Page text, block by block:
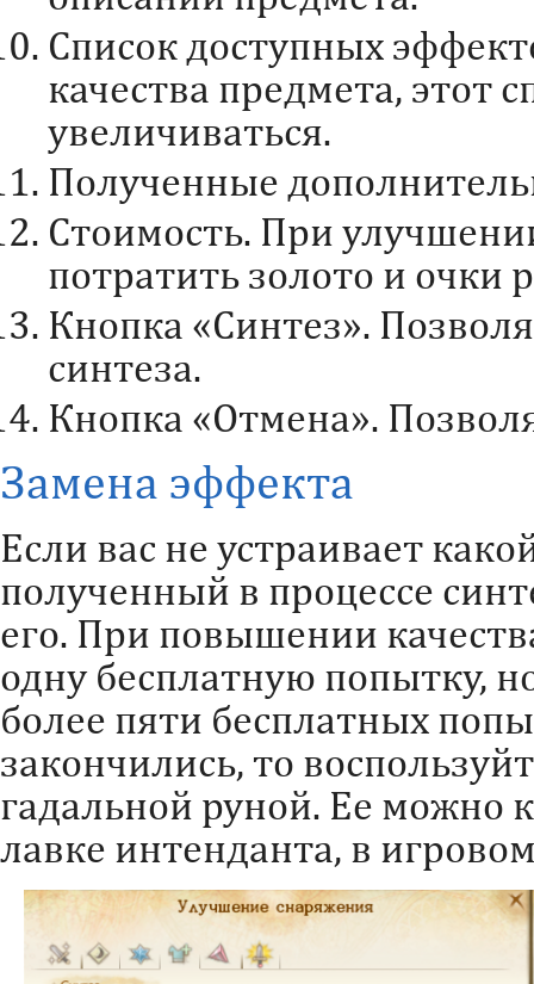
Список доступных
качества предмета, этот
увеличиваться.
Полученные
Стоимость. При
потратить золото и очки
Кнопка «Синтез».
синтеза.
Кнопка «Отмена».
Замена эффекта
Если вас не устраивает
полученный в процессе
его. При повышении
одну бесплатную попытку,
более пяти бесплатных
закончились, то
гадальной руной. Ее можно
лавке интенданта, в